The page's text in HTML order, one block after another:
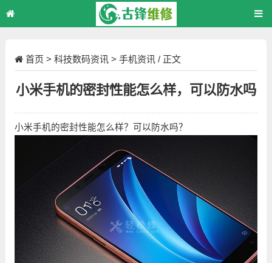
首页 > 科技数码资讯 > 手机资讯 / 正文
小米手机的密封性能怎么样，可以防水吗
小米手机的密封性能怎么样？可以防水吗？